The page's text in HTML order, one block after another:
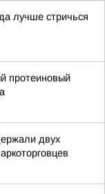
лучше стричься
протеиновый
двух